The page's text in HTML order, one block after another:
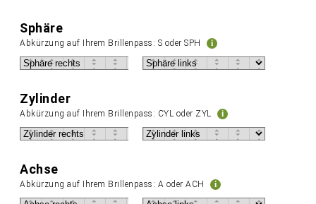
Sphäre
Abkürzung auf Ihrem Brillenpass: S oder SPH i
Zylinder
Abkürzung auf Ihrem Brillenpass: CYL oder ZYL i
Achse
Abkürzung auf Ihrem Brillenpass: A oder ACH i